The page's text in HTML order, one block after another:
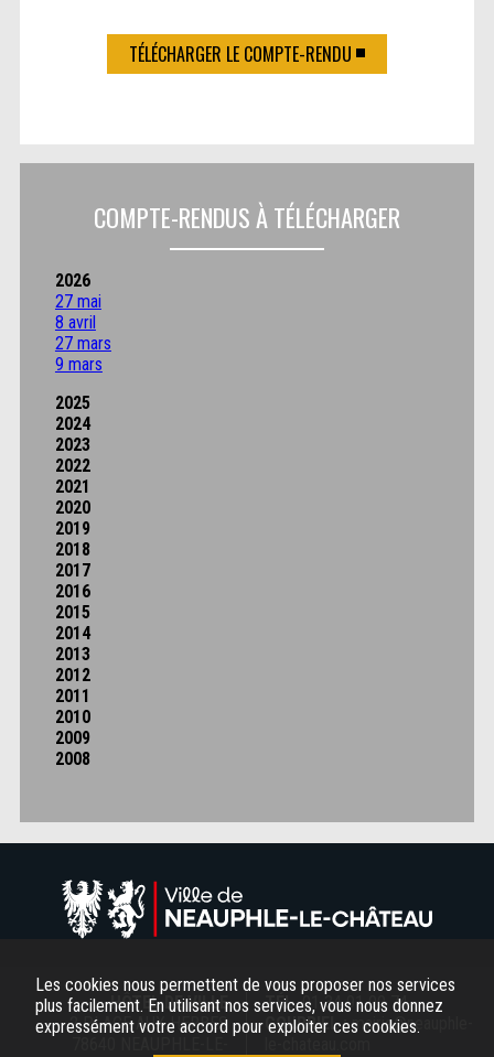
Les cookies nous permettent de vous proposer nos services
plus facilement. En utilisant nos services, vous nous donnez
expressément votre accord pour exploiter ces cookies.
TÉLÉCHARGER LE COMPTE-RENDU
COMPTE-RENDUS À TÉLÉCHARGER
2026
27 mai
8 avril
27 mars
9 mars
2025
2024
2023
2022
2021
2020
2019
2018
2017
2016
2015
2014
2013
2012
2011
2010
2009
2008
HÔTEL DE VILLE
2 PLACE AUX HERBES
TÉL.01 34 91 00 74
COURRIEL : mairie@neauphle-